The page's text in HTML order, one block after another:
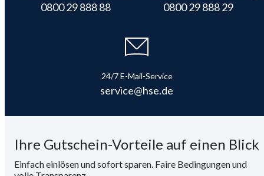
0800 29 888 88 0800 29 888 29
24/7 E-Mail-Service
service@hse.de
Ihre Gutschein-Vorteile auf einen Blick
Einfach einlösen und sofort sparen. Faire Bedingungen und